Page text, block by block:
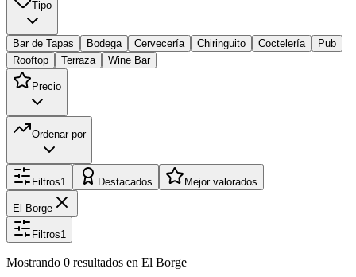
Tipo
Bar de Tapas Bodega Cervecería Chiringuito Coctelería
Pub
Rooftop
Terraza Wine Bar
Precio
Ordenar por
Filtros1 Destacados Mejor valorados
El Borge
Filtros1
Mostrando 0 resultados en El Borge